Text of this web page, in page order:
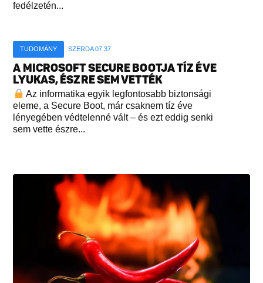
fedélzetén...
TUDOMÁNY SZERDA 07:37
A MICROSOFT SECURE BOOTJA TÍZ ÉVE
LYUKAS, ÉSZRE SEM VETTÉK
Az informatika egyik legfontosabb biztonsági
eleme, a Secure Boot, már csaknem tíz éve
lényegében védtelenné vált – és ezt eddig senki
sem vette észre...